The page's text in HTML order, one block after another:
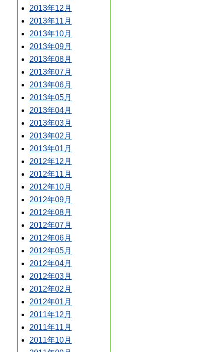
2013年12月
2013年11月
2013年10月
2013年09月
2013年08月
2013年07月
2013年06月
2013年05月
2013年04月
2013年03月
2013年02月
2013年01月
2012年12月
2012年11月
2012年10月
2012年09月
2012年08月
2012年07月
2012年06月
2012年05月
2012年04月
2012年03月
2012年02月
2012年01月
2011年12月
2011年11月
2011年10月